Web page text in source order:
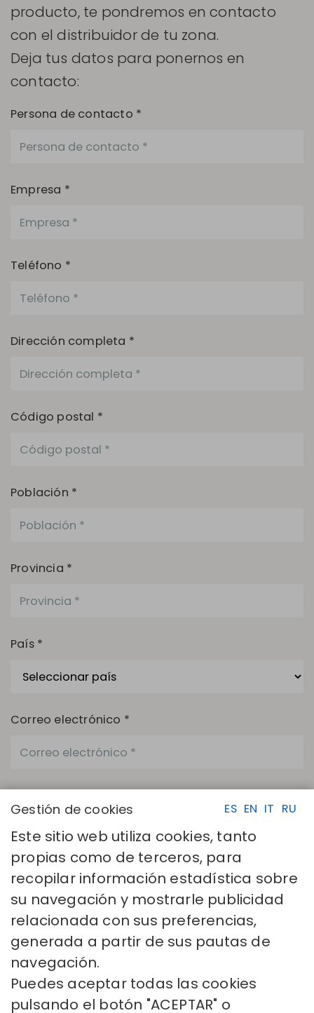
producto, te pondremos en contacto
con el distribuidor de tu zona.
Deja tus datos para ponernos en
contacto:
Persona de contacto *
Empresa *
Teléfono *
Dirección completa *
Código postal *
Población *
Provincia *
País *
Correo electrónico *
Los campos con asterisco (*) son necesarios.
He leído y acepto la Política de privacidad
ENVIAR
ES EN IT RU
Gestión de cookies
Este sitio web utiliza cookies, tanto
propias como de terceros, para
recopilar información estadística sobre
su navegación y mostrarle publicidad
relacionada con sus preferencias,
generada a partir de sus pautas de
navegación.
Puedes aceptar todas las cookies
pulsando el botón "ACEPTAR" o